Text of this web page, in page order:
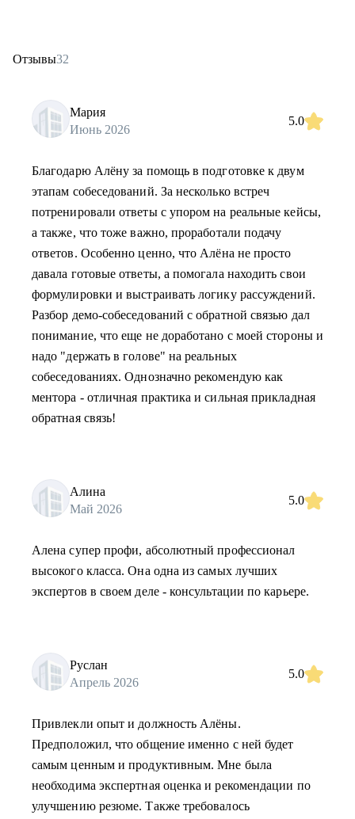
Отзывы32
Мария
Июнь 2026
5.0
Благодарю Алёну за помощь в подготовке к двум
этапам собеседований. За несколько встреч
потренировали ответы с упором на реальные кейсы,
а также, что тоже важно, проработали подачу
ответов. Особенно ценно, что Алёна не просто
давала готовые ответы, а помогала находить свои
формулировки и выстраивать логику рассуждений.
Разбор демо-собеседований с обратной связью дал
понимание, что еще не доработано с моей стороны и
надо "держать в голове" на реальных
собеседованиях. Однозначно рекомендую как
ментора - отличная практика и сильная прикладная
обратная связь!
Алина
Май 2026
5.0
Алена супер профи, абсолютный профессионал
высокого класса. Она одна из самых лучших
экспертов в своем деле - консультации по карьере.
Руслан
Апрель 2026
5.0
Привлекли опыт и должность Алёны.
Предположил, что общение именно с ней будет
самым ценным и продуктивным. Мне была
необходима экспертная оценка и рекомендации по
улучшению резюме. Также требовалось